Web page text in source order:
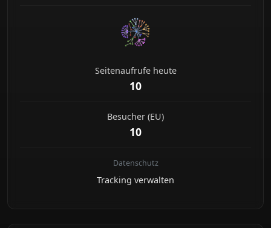
Seitenaufrufe heute
10
Besucher (EU)
10
Datenschutz
Tracking verwalten